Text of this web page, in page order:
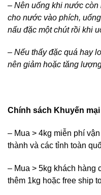
– Nên uống khi nước còn
cho nước vào phích,
nấu đặc một chút rồi khi
– Nếu thấy đặc quá hay
nên giảm hoặc tăng
Chính sách Khuyến
– Mua > 4kg miễn phí
thành và các tỉnh toàn
– Mua > 5kg khách hàng
thêm 1kg hoặc free ship